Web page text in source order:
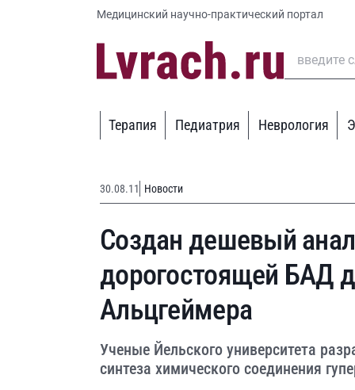
Медицинский научно-практический портал
Терапия Педиатрия Неврология
30.08.11 Новости
Создан дешевый
дорогостоящей БАД
Альцгеймера
Ученые Йельского университета
синтеза химического соединения